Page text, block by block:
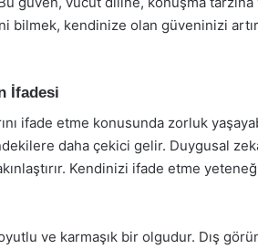
bilmek, kendinize olan güveninizi
İfadesi
ifade etme konusunda zorluk
daha çekici gelir. Duygusal
Kendinizi ifade etme
ve karmaşık bir olgudur. Dış